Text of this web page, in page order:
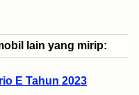
lain yang mirip:
E Tahun 2023